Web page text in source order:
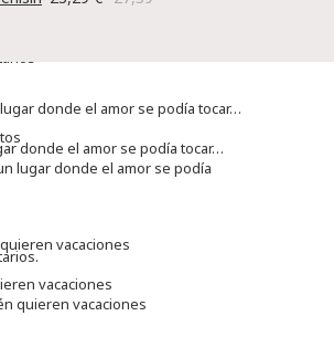
donde el amor se podía tocar…
lugar donde el amor se podía
vacaciones
quieren vacaciones